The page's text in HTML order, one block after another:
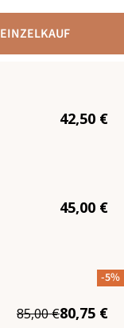
EINZELKAUF
42,50 €
45,00 €
-5%
85,00 €80,75 €